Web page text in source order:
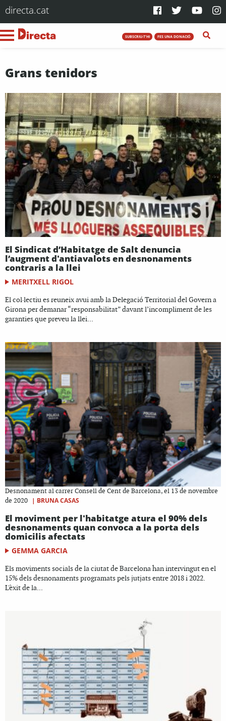
directa.cat
SUBSCRIU-T'HI FES UNA DONACIÓ
Grans tenidors
El Sindicat d’Habitatge de Salt denuncia
l’augment d'antiavalots en desnonaments
contraris a la llei
MERITXELL RIGOL
El col·lectiu es reuneix avui amb la Delegació Territorial del Govern a
Girona per demanar “responsabilitat” davant l’incompliment de les
garanties que preveu la llei...
Desnonament al carrer Consell de Cent de Barcelona, el 13 de novembre
de 2020
| BRUNA CASAS
El moviment per l'habitatge atura el 90% dels
desnonaments quan convoca a la porta dels
domicilis afectats
GEMMA GARCIA
Els moviments socials de la ciutat de Barcelona han intervingut en el
15% dels desnonaments programats pels jutjats entre 2018 i 2022.
L'èxit de la...